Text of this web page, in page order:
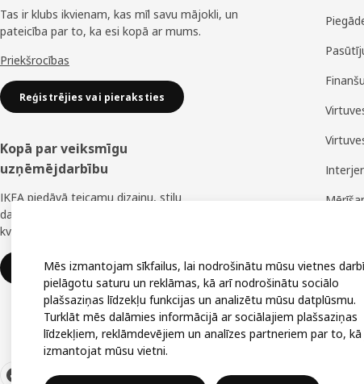
Tas ir klubs ikvienam, kas mīl savu mājokli, un
pateicība par to, ka esi kopā ar mums.
Priekšrocības
Reģistrējies vai pieraksties
Kopā par veiksmīgu
uzņēmējdarbību
IKEA piedāvā teicamu dizainu, stilu
daudzveidību, lielisku cenu un uzticamu
kvalitāti.
IKEA uzņēmumiem
Mēs izmantojam sīkfailus, lai nodrošinātu mūsu vietnes
pielāgotu saturu un reklāmas, kā arī nodrošinātu sociālo
plašsaziņas līdzekļu funkcijas un analizētu mūsu datplūsmu.
Turklāt mēs dalāmies informācijā ar sociālajiem plašsaziņas
līdzekļiem, reklāmdevējiem un analīzes partneriem par to, kā
izmantojat mūsu vietni.